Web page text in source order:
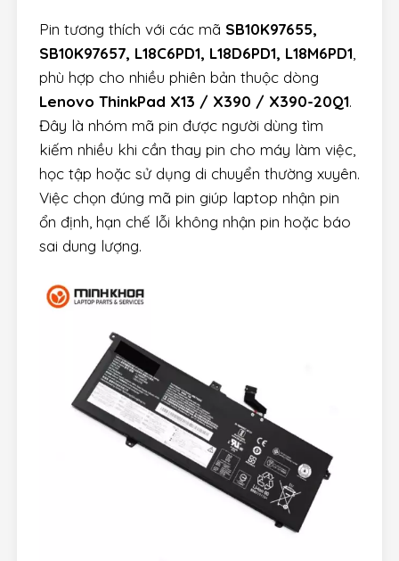
Pin tương thích với các mã SB10K97655,
SB10K97657, L18C6PD1, L18D6PD1, L18M6PD1
phù hợp cho nhiều phiên bản thuộc dòng
Lenovo ThinkPad X13 / X390 / X390-20Q1.
Đây là nhóm mã pin được người dùng tìm
kiếm nhiều khi cần thay pin cho máy làm việc,
học tập hoặc sử dụng di chuyển thường xuyên.
Việc chọn đúng mã pin giúp laptop nhận pin
ổn định, hạn chế lỗi không nhận pin hoặc báo
sai dung lượng.